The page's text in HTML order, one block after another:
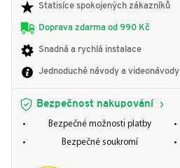
Statisíce spokojených zákazníků
Doprava zdarma od 990 Kč
Snadná a rychlá instalace
Jednoduché návody a videonávody
Bezpečnost nakupování
Bezpečné možnosti platby
Bezpečné soukromí